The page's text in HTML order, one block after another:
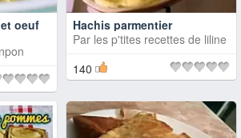
oeuf
Hachis parmentier
Par les p'tites recettes de liline
140